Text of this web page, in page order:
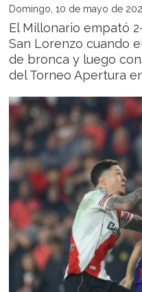
Domingo, 10 de mayo de
El Millonario empató
San Lorenzo cuando
de bronca y luego
del Torneo Apertura